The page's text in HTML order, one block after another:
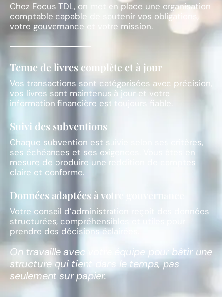
Chez Focus TDL, on met en place une organisation
comptable capable de soutenir vos obligations,
votre gouvernance et votre mission.
Tenue de livres complète et à jour
Vos transactions sont catégorisées avec précision,
vos livres sont maintenus à jour et votre
information financière est toujours fiable.
Suivi des subventions
Chaque subvention est suivie selon ses critères,
ses échéances et ses exigences. Vous êtes en
mesure de produire une reddition de comptes
claire et conforme.
Données adaptées à votre gouvernance
Votre conseil d’administration reçoit des données
structurées, compréhensibles et utiles pour
prendre des décisions éclairées.
On travaille avec votre équipe pour bâtir une
structure qui tient dans le temps, pas
seulement sur papier.